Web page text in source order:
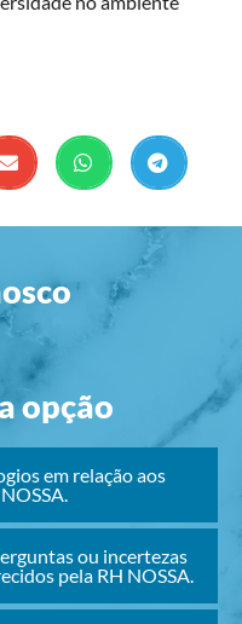
opção
em relação aos
ou incertezas
pela RH NOSSA.